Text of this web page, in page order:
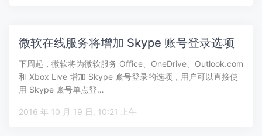
微软在线服务将增加 Skype 账号登录选项
下周起，微软将为微软服务 Office、OneDrive、Outlook.com
和 Xbox Live 增加 Skype 账号登录的选项，用户可以直接使
用 Skype 账号单点登…
2016 年 10 月 19 日, 10:21 上午